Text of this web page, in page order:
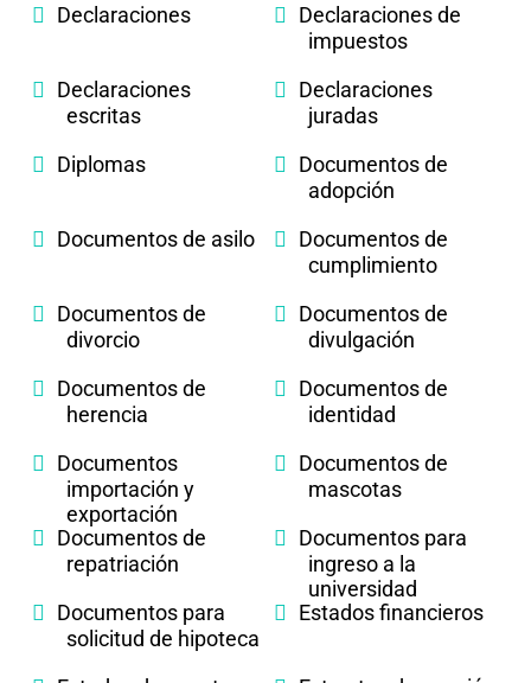
Declaraciones
Declaraciones de
impuestos
Declaraciones
escritas
Declaraciones
juradas
Diplomas
Documentos de
adopción
Documentos de asilo
Documentos de
cumplimiento
Documentos de
divorcio
Documentos de
divulgación
Documentos de
herencia
Documentos de
identidad
Documentos
importación y
exportación
Documentos de
mascotas
Documentos de
repatriación
Documentos para
ingreso a la
universidad
Documentos para
solicitud de hipoteca
Estados financieros